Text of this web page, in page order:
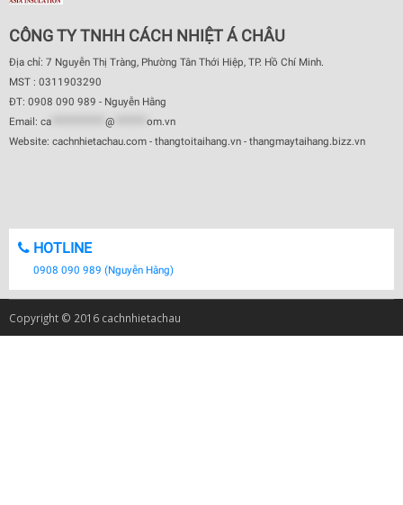
CÔNG TY TNHH CÁCH NHIỆT Á CHÂU
Địa chỉ: 7 Nguyễn Thị Tràng, Phường Tân Thới Hiệp, TP. Hồ Chí Minh.
MST : 0311903290
ĐT: 0908 090 989 - Nguyễn Hằng
Email: ca @
om.vn
Website: cachnhietachau.com - thangtoitaihang.vn - thangmaytaihang.bizz.vn
HOTLINE
0908 090 989 (Nguyễn Hằng)
Copyright © 2016 cachnhietachau